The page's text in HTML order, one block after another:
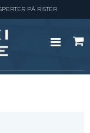
PÅ RISTER